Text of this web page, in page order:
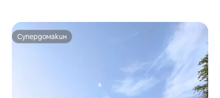
Супердомакин
Супердомакин